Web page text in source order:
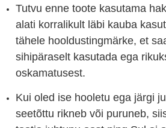
Tutvu enne toote kasutama
alati korralikult läbi kauba
tähele hooldustingmärke, et
sihipäraselt kasutada ega
oskamatusest.
Kui oled ise hooletu ega järgi
seetõttu rikneb või puruneb,